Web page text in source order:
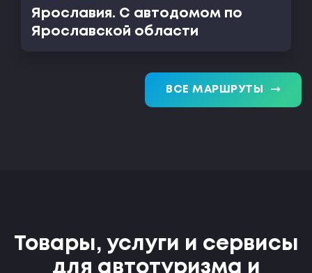
Ярославия. С автодомом по
Ярославской области
ВСЕ МАРШРУТЫ trending_flat
Товары, услуги и сервисы
для автотуризма и